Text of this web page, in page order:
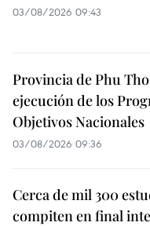
03/08/2026 09:43
Provincia de Phu
ejecución de los
Objetivos Nacionales
03/08/2026 09:36
Cerca de mil 300
compiten en final